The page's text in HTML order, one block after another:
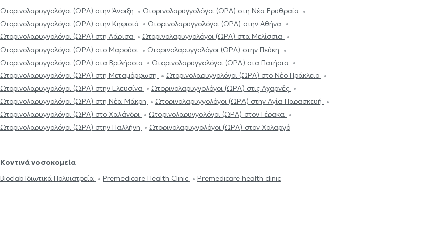
Ωτορινολαρυγγολόγοι (ΩΡΛ) στην Άνοιξη
Ωτορινολαρυγγολόγοι (ΩΡΛ) στη Νέα Ερυθραία
Ωτορινολαρυγγολόγοι (ΩΡΛ) στην Κηφισιά
Ωτορινολαρυγγολόγοι (ΩΡΛ) στην Αθήνα
Ωτορινολαρυγγολόγοι (ΩΡΛ) στη Λάρισα
Ωτορινολαρυγγολόγοι (ΩΡΛ) στα Μελίσσια
Ωτορινολαρυγγολόγοι (ΩΡΛ) στο Μαρούσι
Ωτορινολαρυγγολόγοι (ΩΡΛ) στην Πεύκη
Ωτορινολαρυγγολόγοι (ΩΡΛ) στα Βριλήσσια
Ωτορινολαρυγγολόγοι (ΩΡΛ) στα Πατήσια
Ωτορινολαρυγγολόγοι (ΩΡΛ) στη Μεταμόρφωση
Ωτορινολαρυγγολόγοι (ΩΡΛ) στο Νέο Ηράκλειο
Ωτορινολαρυγγολόγοι (ΩΡΛ) στην Ελευσίνα
Ωτορινολαρυγγολόγοι (ΩΡΛ) στις Αχαρνές
Ωτορινολαρυγγολόγοι (ΩΡΛ) στη Νέα Μάκρη
Ωτορινολαρυγγολόγοι (ΩΡΛ) στην Αγία Παρασκευή
Ωτορινολαρυγγολόγοι (ΩΡΛ) στο Χαλάνδρι
Ωτορινολαρυγγολόγοι (ΩΡΛ) στον Γέρακα
Ωτορινολαρυγγολόγοι (ΩΡΛ) στην Παλλήνη
Ωτορινολαρυγγολόγοι (ΩΡΛ) στον Χολαργό
Κοντινά νοσοκομεία
Bioclab Ιδιωτικά Πολυιατρεία
Premedicare Health Clinic Premedicare health clinic